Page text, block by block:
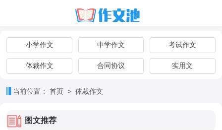
小学作文 中学作文 考试作文
体裁作文 合同协议 实用文
当前位置： 首页 > 体裁作文
图文推荐